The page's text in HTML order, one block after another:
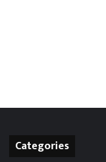
Categories